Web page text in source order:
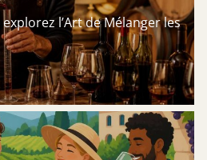
l’Art de Mélanger les